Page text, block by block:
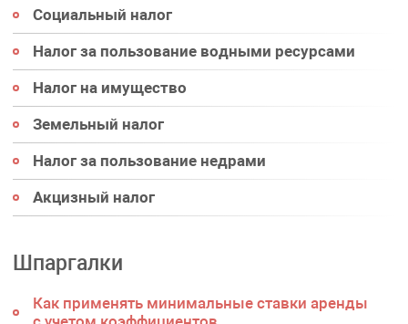
Социальный налог
Налог за пользование водными ресурсами
Налог на имущество
Земельный налог
Налог за пользование недрами
Акцизный налог
Шпаргалки
Как применять минимальные ставки аренды